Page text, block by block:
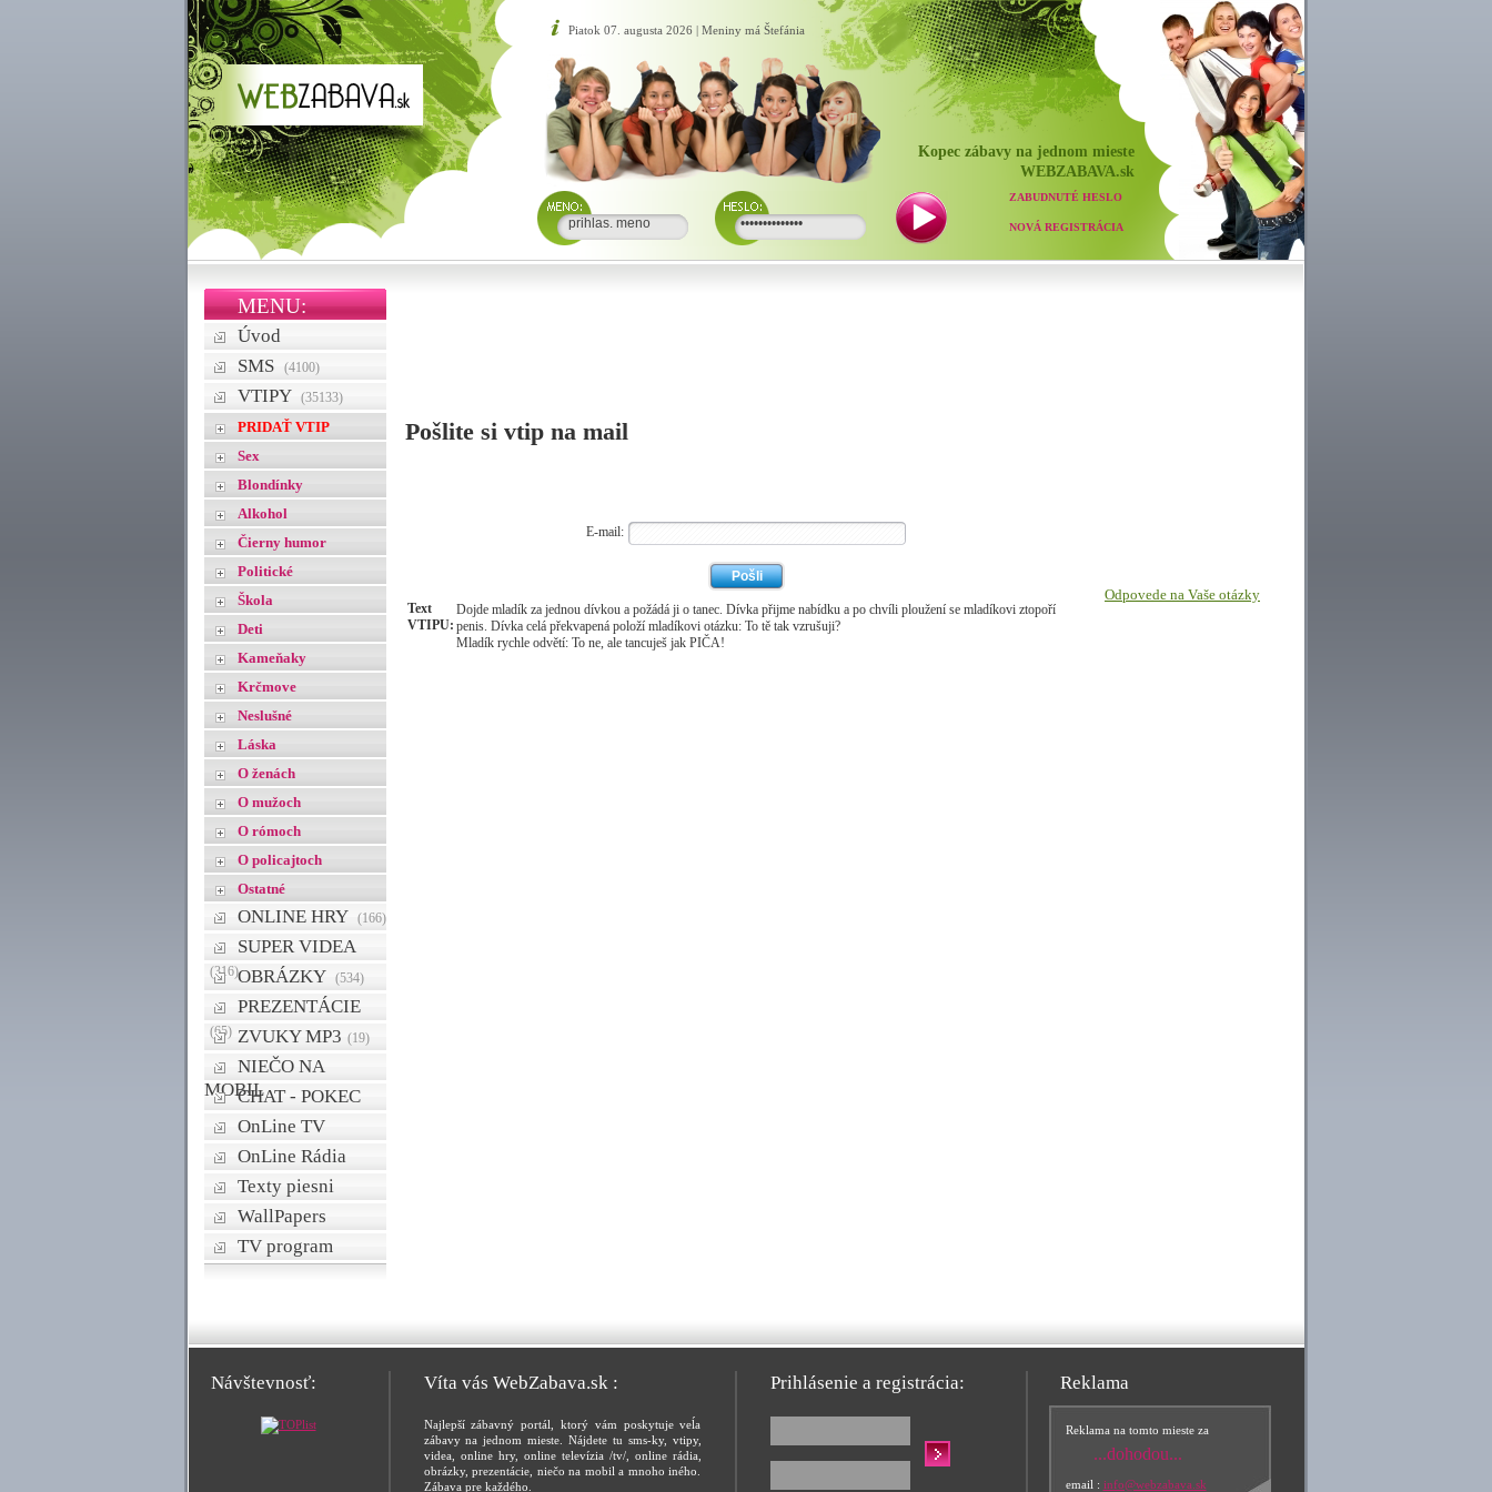
Piatok 07. augusta 2026 | Meniny má Štefánia
Kopec zábavy na jednom mieste
WEBZABAVA.sk
ZABUDNUTÉ HESLO
NOVÁ REGISTRÁCIA
MENU:
Úvod
SMS
(4100)
VTIPY (35133)
PRIDAŤ VTIP
Sex
Blondínky
Alkohol
Čierny humor
Politické
Škola
Deti
Kameňaky
Krčmove
Neslušné
Láska
O ženách
O mužoch
O rómoch
O policajtoch
Ostatné
ONLINE HRY (166)
SUPER VIDEA
(316)OBRÁZKY (534)
PREZENTÁCIE
(65) ZVUKY MP3 (19)
NIEČO NA
MOBILCHAT - POKEC
OnLine TV
OnLine Rádia
Texty piesni
WallPapers
TV program
Pošlite si vtip na mail
E-mail:
Text
VTIPU:
Dojde mladík za jednou dívkou a požádá ji o tanec. Dívka přijme nabídku a po chvíli ploužení se mladíkovi ztopoří
penis. Dívka celá překvapená položí mladíkovi otázku: To tě tak vzrušuji?
Mladík rychle odvětí: To ne, ale tancuješ jak PIČA!
Odpovede na Vaše otázky
Návštevnosť: Víta vás WebZabava.sk :
Najlepší zábavný portál, ktorý vám poskytuje veĺa
zábavy na jednom mieste. Nájdete tu sms-ky, vtipy,
videa, online hry, online televízia /tv/, online rádia,
obrázky, prezentácie, niečo na mobil a mnoho iného.
Zábava pre každého.
Prihlásenie a registrácia: Reklama
Reklama na tomto mieste za
...dohodou...
email : info@webzabava.sk